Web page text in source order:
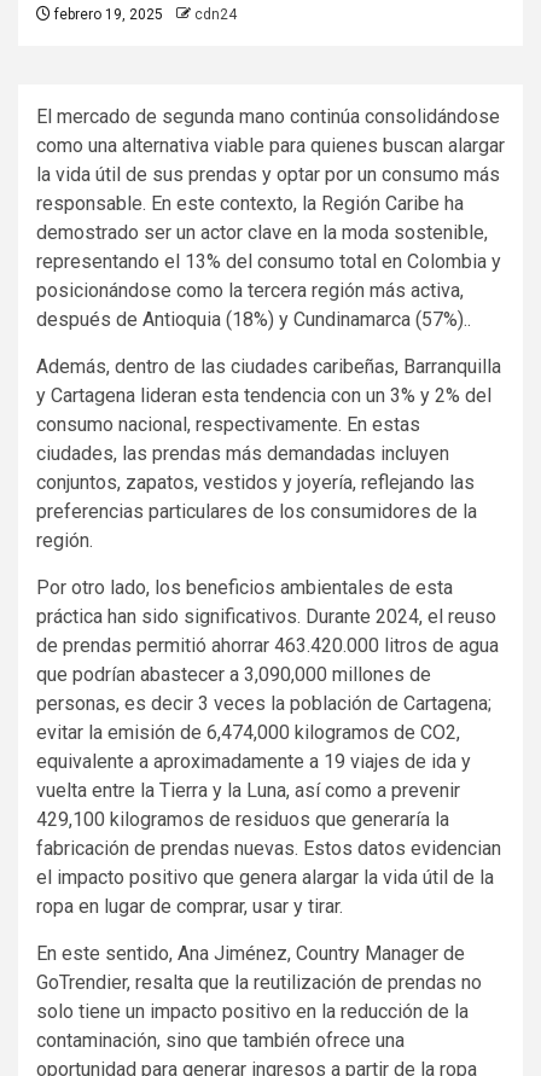
febrero 19, 2025 cdn24
El mercado de segunda mano continúa consolidándose
como una alternativa viable para quienes buscan alargar
la vida útil de sus prendas y optar por un consumo más
responsable. En este contexto, la Región Caribe ha
demostrado ser un actor clave en la moda sostenible,
representando el 13% del consumo total en Colombia y
posicionándose como la tercera región más activa,
después de Antioquia (18%) y Cundinamarca (57%)..
Además, dentro de las ciudades caribeñas, Barranquilla
y Cartagena lideran esta tendencia con un 3% y 2% del
consumo nacional, respectivamente. En estas
ciudades, las prendas más demandadas incluyen
conjuntos, zapatos, vestidos y joyería, reflejando las
preferencias particulares de los consumidores de la
región.
Por otro lado, los beneficios ambientales de esta
práctica han sido significativos. Durante 2024, el reuso
de prendas permitió ahorrar 463.420.000 litros de agua
que podrían abastecer a 3,090,000 millones de
personas, es decir 3 veces la población de Cartagena;
evitar la emisión de 6,474,000 kilogramos de CO2,
equivalente a aproximadamente a 19 viajes de ida y
vuelta entre la Tierra y la Luna, así como a prevenir
429,100 kilogramos de residuos que generaría la
fabricación de prendas nuevas. Estos datos evidencian
el impacto positivo que genera alargar la vida útil de la
ropa en lugar de comprar, usar y tirar.
En este sentido, Ana Jiménez, Country Manager de
GoTrendier, resalta que la reutilización de prendas no
solo tiene un impacto positivo en la reducción de la
contaminación, sino que también ofrece una
oportunidad para generar ingresos a partir de la ropa